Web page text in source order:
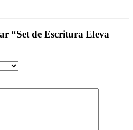
“Set de Escritura Eleva